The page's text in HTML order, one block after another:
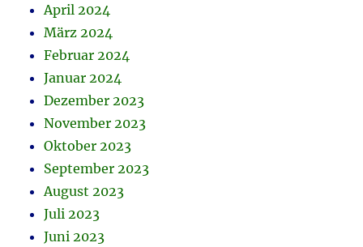
April 2024
März 2024
Februar 2024
Januar 2024
Dezember 2023
November 2023
Oktober 2023
September 2023
August 2023
Juli 2023
Juni 2023